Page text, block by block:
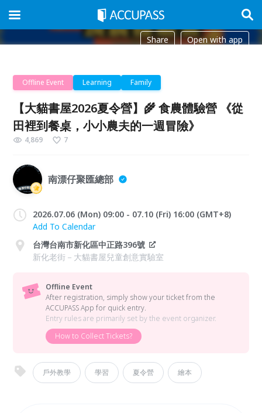
Share Open with app
Offline Event Learning Family
【大貓書屋2026夏令營】🌾 食農體驗營 《從
田裡到餐桌，小小農夫的一週冒險》
4,869 7
南漂仔聚匯總部
2026.07.06 (Mon) 09:00 - 07.10 (Fri) 16:00 (GMT+8)
Add To Calendar
台灣台南市新化區中正路396號
新化老街－大貓書屋兒童創意實驗室
Offline Event
After registration, simply show your ticket from the
ACCUPASS App for quick entry.
Entry rules are primarily set by the event organizer.
How to Collect Tickets?
戶外教學 學習 夏令營 繪本